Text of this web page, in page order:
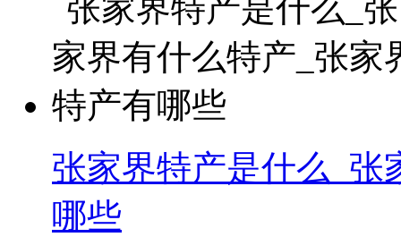
张家界特产是什么_张
哪些